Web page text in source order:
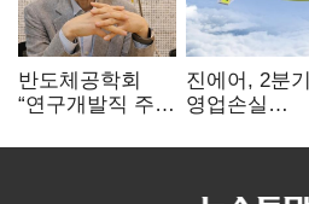
반도체공학회
“연구개발직 주
개선해야”
진에어, 2분기
영업손실
상승 여파